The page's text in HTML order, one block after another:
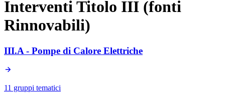
Interventi Titolo III (fonti
Rinnovabili)
III.A - Pompe di Calore Elettriche
11 gruppi tematici